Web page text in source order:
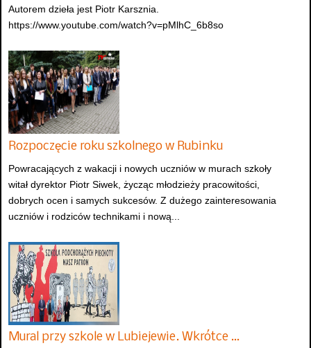
Autorem dzieła jest Piotr Karsznia.
https://www.youtube.com/watch?v=pMlhC_6b8so
Rozpoczęcie roku szkolnego w Rubinku
Powracających z wakacji i nowych uczniów w murach szkoły
witał dyrektor Piotr Siwek, życząc młodzieży pracowitości,
dobrych ocen i samych sukcesów. Z dużego zainteresowania
uczniów i rodziców technikami i nową...
Mural przy szkole w Lubiejewie. Wkrótce …